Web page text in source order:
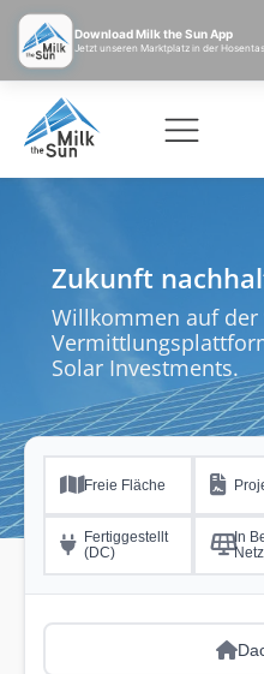
Zukunft
Willkommen auf der
Solar Investments.
Freie Fläche
Fertiggestellt
(DC)
In
Download Milk the Sun App
Jetzt unseren Marktplatz in der